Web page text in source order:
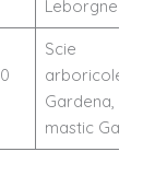
Leborgne
Scie
arboricole
Gardena,
mastic